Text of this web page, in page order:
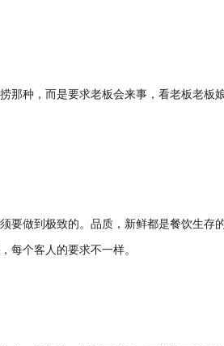
那种，而是要求老板会来事，看老板老板
要做到极致的。品质，新鲜都是餐饮生
每个客人的要求不一样。